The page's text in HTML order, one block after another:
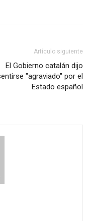
Artículo siguiente
El Gobierno catalán dijo
"agraviado" por el
Estado español